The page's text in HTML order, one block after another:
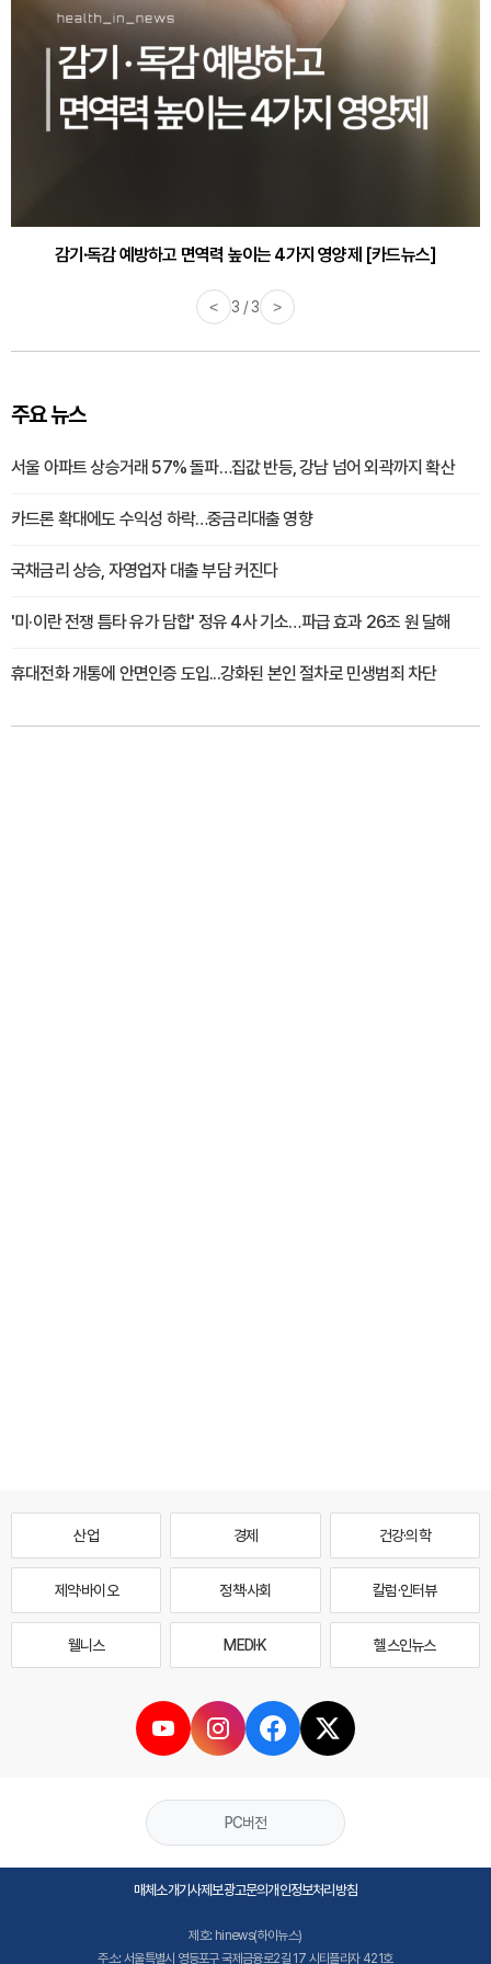
감기·독감 예방하고 면역력 높이는 4가지 영양제 [카드뉴스]
< 3 / 3 >
주요 뉴스
서울 아파트 상승거래 57% 돌파…집값 반등, 강남 넘어 외곽까지 확산
카드론 확대에도 수익성 하락…중금리대출 영향
국채금리 상승, 자영업자 대출 부담 커진다
'미·이란 전쟁 틈타 유가 담합' 정유 4사 기소…파급 효과 26조 원 달해
휴대전화 개통에 안면인증 도입...강화된 본인 절차로 민생범죄 차단
산업 경제 건강·의학
제약·바이오 정책·사회 칼럼·인터뷰
웰니스 MEDI·K 헬스인뉴스
PC버전
매체소개기사제보광고문의개인정보처리방침
제호: hinews(하이뉴스)
주소: 서울특별시 영등포구 국제금융로2길 17 시티플라자 421호